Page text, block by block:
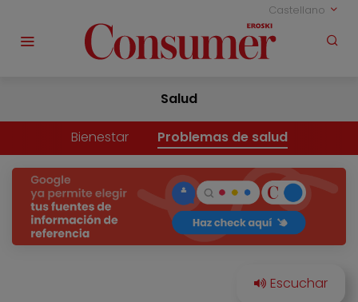
Castellano
Salud
Bienestar Problemas de salud